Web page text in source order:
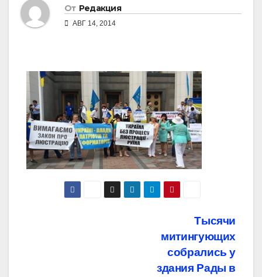
От Редакция
АВГ 14, 2014
Тысячи
митингующих
собрались у
здания Рады в